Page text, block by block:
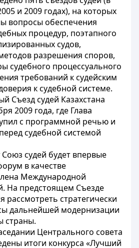
и 2009 годах), на которых
вопросы обеспечения
процедур, поэтапного
судов,
разрешения споров,
судебного процессуального
требований к судейским
к судебной системе.
Съезд судей Казахстана
2009 года, где Глава
с программной речью и
судебной системой
судей будет впервые
в качестве
Международной
На предстоящем Съезде
рассмотреть стратегически
дальнейшей модернизации
страны.
Центрального совета
итоги конкурса «Лучший